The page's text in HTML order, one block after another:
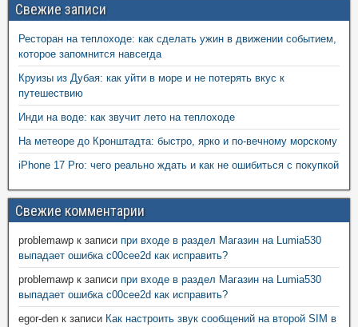
Свежие записи
Ресторан на теплоходе: как сделать ужин в движении событием,
которое запомнится навсегда
Круизы из Дубая: как уйти в море и не потерять вкус к
путешествию
Инди на воде: как звучит лето на теплоходе
На метеоре до Кронштадта: быстро, ярко и по-вечному морскому
iPhone 17 Pro: чего реально ждать и как не ошибиться с покупкой
Свежие комментарии
problemawp к записи при входе в раздел Магазин на Lumia530
выпадает ошибка c00cee2d как исправить?
problemawp к записи при входе в раздел Магазин на Lumia530
выпадает ошибка c00cee2d как исправить?
egor-den к записи Как настроить звук сообщений на второй SIM в